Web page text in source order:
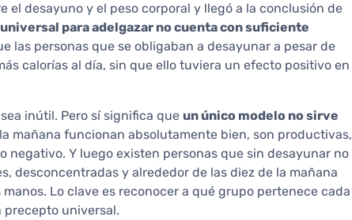
el desayuno y el peso corporal y llegó a la conclusión de
para adelgazar no cuenta con suficiente
las personas que se obligaban a desayunar a pesar de
calorías al día, sin que ello tuviera un efecto positivo en
inútil. Pero sí significa que un único modelo no sirve
mañana funcionan absolutamente bien, son productivas,
Y luego existen personas que sin desayunar no
desconcentradas y alrededor de las diez de la mañana
Lo clave es reconocer a qué grupo pertenece cada
precepto universal.